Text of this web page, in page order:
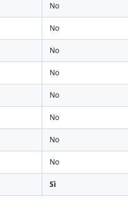
No
No
No
No
No
No
No
No
Sì